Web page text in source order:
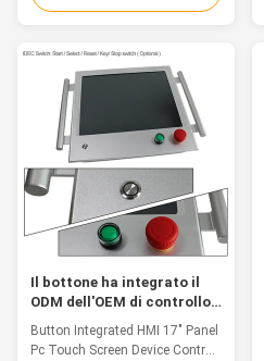
The display is IP65 protected
harsh industrial environments.
The design of the touch area
and button field is designed ...
Il bottone ha integrato il
ODM dell'OEM di controllo
di dispositivo del touch
screen del PC del pannello
Button Integrated HMI 17" Panel
Pc Touch Screen Device Control